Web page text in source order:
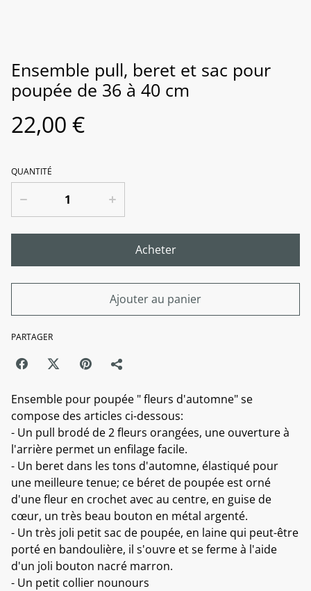
Ensemble pull, beret et sac pour
poupée de 36 à 40 cm
22,00 €
QUANTITÉ
Acheter
Ajouter au panier
PARTAGER
Ensemble pour poupée " fleurs d'automne" se
compose des articles ci-dessous:
- Un pull brodé de 2 fleurs orangées, une ouverture à
l'arrière permet un enfilage facile.
- Un beret dans les tons d'automne, élastiqué pour
une meilleure tenue; ce béret de poupée est orné
d'une fleur en crochet avec au centre, en guise de
cœur, un très beau bouton en métal argenté.
- Un très joli petit sac de poupée, en laine qui peut-être
porté en bandoulière, il s'ouvre et se ferme à l'aide
d'un joli bouton nacré marron.
- Un petit collier nounours